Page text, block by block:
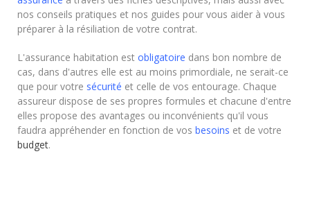
nos conseils pratiques et nos guides pour vous aider à vous
préparer à la résiliation de votre contrat.
L'assurance habitation est obligatoire dans bon nombre de
cas, dans d'autres elle est au moins primordiale, ne serait-ce
que pour votre sécurité et celle de vos entourage. Chaque
assureur dispose de ses propres formules et chacune d'entre
elles propose des avantages ou inconvénients qu'il vous
faudra appréhender en fonction de vos besoins et de votre
budget.